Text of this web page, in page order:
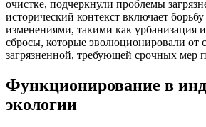
очистке, подчеркнули проблемы
исторический контекст включает
изменениями, такими как
сбросы, которые эволюционировали от
загрязненной, требующей срочных мер
Функционирование в
экологии